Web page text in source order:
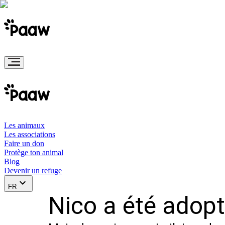
Les animaux
Les associations
Faire un don
Protège ton animal
Blog
Devenir un refuge
FR
Nico a été